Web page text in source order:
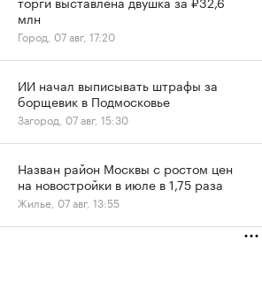
млн
Город, 07 авг, 17:20
ИИ начал выписывать штрафы за
борщевик в Подмосковье
Загород, 07 авг, 15:30
Назван район Москвы с ростом цен
на новостройки в июле в 1,75 раза
Жилье, 07 авг, 13:55